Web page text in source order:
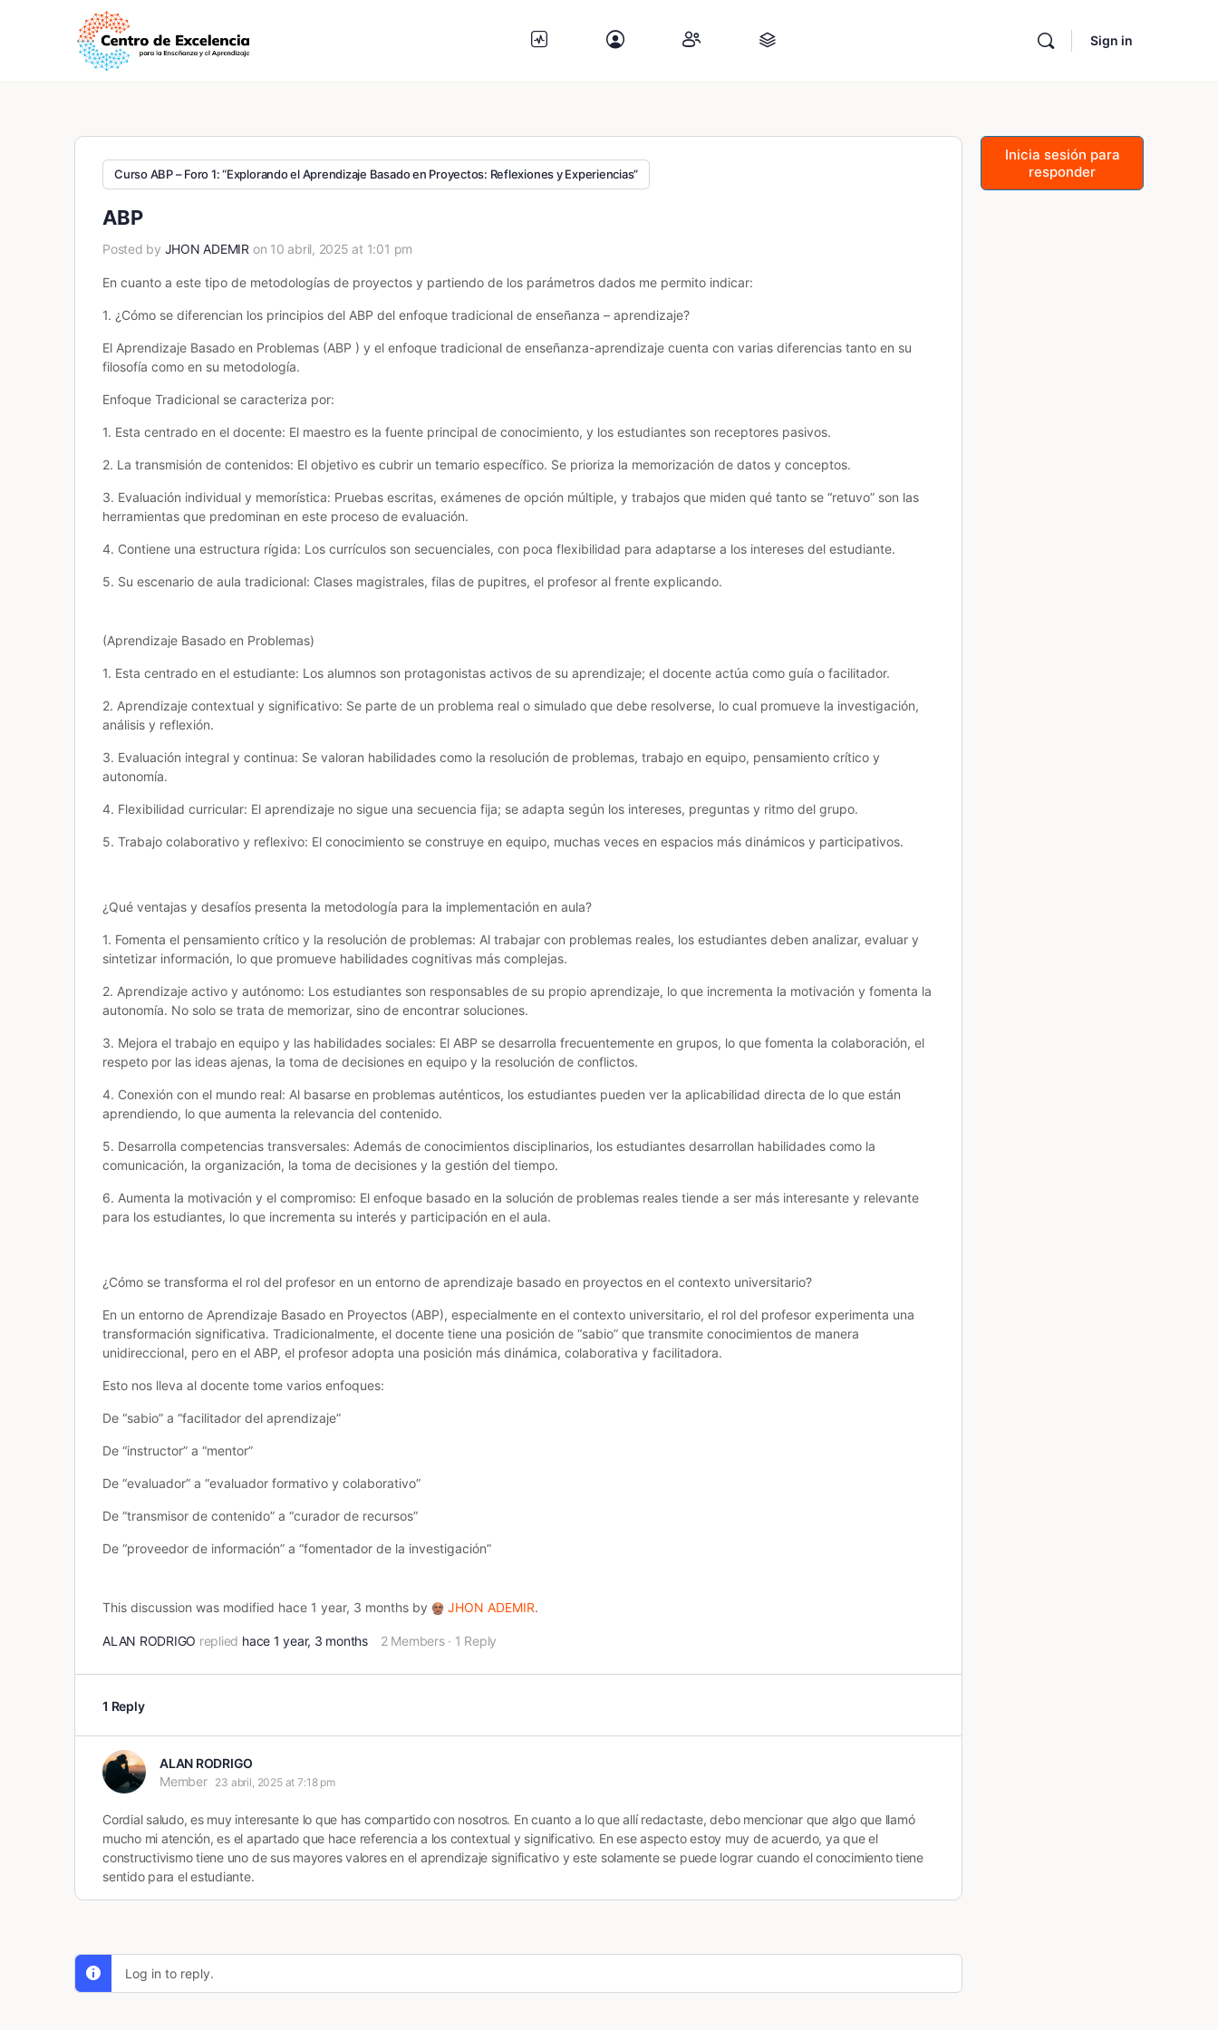
Sign in
Curso ABP – Foro 1: “Explorando el Aprendizaje Basado en Proyectos: Reflexiones y Experiencias”
ABP
Posted by JHON ADEMIR on 10 abril, 2025 at 1:01 pm
En cuanto a este tipo de metodologías de proyectos y partiendo de los parámetros dados me permito indicar:
1. ¿Cómo se diferencian los principios del ABP del enfoque tradicional de enseñanza – aprendizaje?
El Aprendizaje Basado en Problemas (ABP ) y el enfoque tradicional de enseñanza-aprendizaje cuenta con varias diferencias tanto en su
filosofía como en su metodología.
Enfoque Tradicional se caracteriza por:
1. Esta centrado en el docente: El maestro es la fuente principal de conocimiento, y los estudiantes son receptores pasivos.
2. La transmisión de contenidos: El objetivo es cubrir un temario específico. Se prioriza la memorización de datos y conceptos.
3. Evaluación individual y memorística: Pruebas escritas, exámenes de opción múltiple, y trabajos que miden qué tanto se “retuvo” son las
herramientas que predominan en este proceso de evaluación.
4. Contiene una estructura rígida: Los currículos son secuenciales, con poca flexibilidad para adaptarse a los intereses del estudiante.
5. Su escenario de aula tradicional: Clases magistrales, filas de pupitres, el profesor al frente explicando.
(Aprendizaje Basado en Problemas)
1. Esta centrado en el estudiante: Los alumnos son protagonistas activos de su aprendizaje; el docente actúa como guía o facilitador.
2. Aprendizaje contextual y significativo: Se parte de un problema real o simulado que debe resolverse, lo cual promueve la investigación,
análisis y reflexión.
3. Evaluación integral y continua: Se valoran habilidades como la resolución de problemas, trabajo en equipo, pensamiento crítico y
autonomía.
4. Flexibilidad curricular: El aprendizaje no sigue una secuencia fija; se adapta según los intereses, preguntas y ritmo del grupo.
5. Trabajo colaborativo y reflexivo: El conocimiento se construye en equipo, muchas veces en espacios más dinámicos y participativos.
¿Qué ventajas y desafíos presenta la metodología para la implementación en aula?
1. Fomenta el pensamiento crítico y la resolución de problemas: Al trabajar con problemas reales, los estudiantes deben analizar, evaluar y
sintetizar información, lo que promueve habilidades cognitivas más complejas.
2. Aprendizaje activo y autónomo: Los estudiantes son responsables de su propio aprendizaje, lo que incrementa la motivación y fomenta la
autonomía. No solo se trata de memorizar, sino de encontrar soluciones.
3. Mejora el trabajo en equipo y las habilidades sociales: El ABP se desarrolla frecuentemente en grupos, lo que fomenta la colaboración, el
respeto por las ideas ajenas, la toma de decisiones en equipo y la resolución de conflictos.
4. Conexión con el mundo real: Al basarse en problemas auténticos, los estudiantes pueden ver la aplicabilidad directa de lo que están
aprendiendo, lo que aumenta la relevancia del contenido.
5. Desarrolla competencias transversales: Además de conocimientos disciplinarios, los estudiantes desarrollan habilidades como la
comunicación, la organización, la toma de decisiones y la gestión del tiempo.
6. Aumenta la motivación y el compromiso: El enfoque basado en la solución de problemas reales tiende a ser más interesante y relevante
para los estudiantes, lo que incrementa su interés y participación en el aula.
¿Cómo se transforma el rol del profesor en un entorno de aprendizaje basado en proyectos en el contexto universitario?
En un entorno de Aprendizaje Basado en Proyectos (ABP), especialmente en el contexto universitario, el rol del profesor experimenta una
transformación significativa. Tradicionalmente, el docente tiene una posición de “sabio” que transmite conocimientos de manera
unidireccional, pero en el ABP, el profesor adopta una posición más dinámica, colaborativa y facilitadora.
Esto nos lleva al docente tome varios enfoques:
De “sabio” a “facilitador del aprendizaje”
De “instructor” a “mentor”
De “evaluador” a “evaluador formativo y colaborativo”
De “transmisor de contenido” a “curador de recursos”
De “proveedor de información” a “fomentador de la investigación”
This discussion was modified hace 1 year, 3 months by JHON ADEMIR.
ALAN RODRIGO replied hace 1 year, 3 months 2 Members · 1 Reply
1 Reply
ALAN RODRIGO
Member
23 abril, 2025 at 7:18 pm
Cordial saludo, es muy interesante lo que has compartido con nosotros. En cuanto a lo que allí redactaste, debo mencionar que algo que llamó
mucho mi atención, es el apartado que hace referencia a los contextual y significativo. En ese aspecto estoy muy de acuerdo, ya que el
constructivismo tiene uno de sus mayores valores en el aprendizaje significativo y este solamente se puede lograr cuando el conocimiento tiene
sentido para el estudiante.
Log in to reply.
Inicia sesión para
responder